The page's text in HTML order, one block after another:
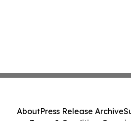
AboutPress Release Archive